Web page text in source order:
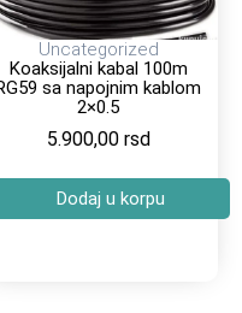
Uncategorized
Koaksijalni kabal 100m
sa napojnim kablom
2×0.5
5.900,00 rsd
Dodaj u korpu